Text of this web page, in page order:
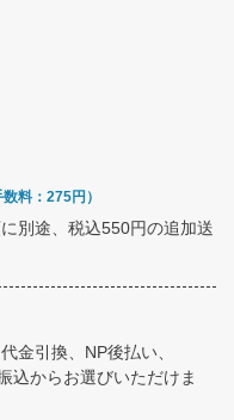
料：275円）
別途、税込550円の追加送
金引換、NP後払い、
込からお選びいただけま